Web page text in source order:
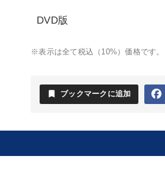
DVD版
※表示は全て税込（10%）価格です。
bookmark ブックマークに追加